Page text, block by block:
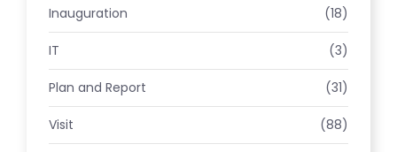
Inauguration (18)
IT (3)
Plan and Report (31)
Visit (88)